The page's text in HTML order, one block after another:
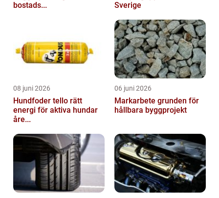
bostads...
Sverige
08 juni 2026
Hundfoder tello rätt
energi för aktiva hundar
åre...
06 juni 2026
Markarbete grunden för
hållbara byggprojekt